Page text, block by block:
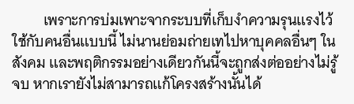
เพราะการบ่มเพาะจากระบบที่เก็บงำความรุนแรงไว้
ใช้กับคนอื่นแบบนี้ ไม่นานย่อมถ่ายเทไปหาบุคคลอื่นๆ ใน
สังคม และพฤติกรรมอย่างเดียวกันนี้จะถูกส่งต่ออย่างไม่รู้
จบ หากเรายังไม่สามารถแก้โครงสร้างนั้นได้